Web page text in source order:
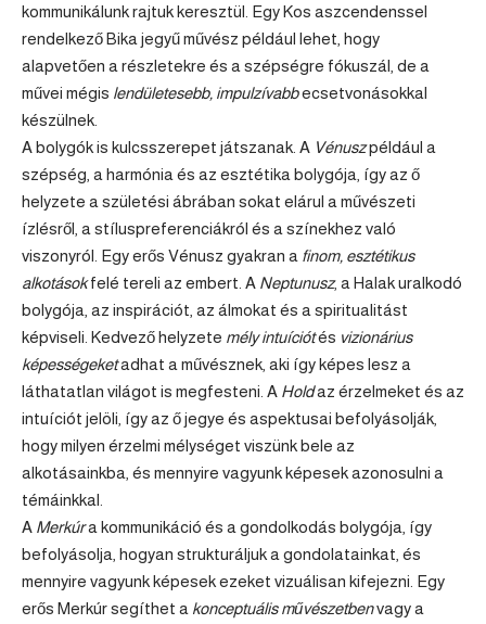
kommunikálunk rajtuk keresztül. Egy Kos aszcendenssel
rendelkező Bika jegyű művész például lehet, hogy
alapvetően a részletekre és a szépségre fókuszál, de a
művei mégis lendületesebb, impulzívabbecsetvonásokkal
készülnek.
A bolygók is kulcsszerepet játszanak. A Vénuszpéldául a
szépség, a harmónia és az esztétika bolygója, így az ő
helyzete a születési ábrában sokat elárul a művészeti
ízlésről, a stíluspreferenciákról és a színekhez való
viszonyról. Egy erős Vénusz gyakran a finom, esztétikus
alkotásokfelé tereli az embert. A Neptunusz, a Halak uralkodó
bolygója, az inspirációt, az álmokat és a spiritualitást
képviseli. Kedvező helyzete mély intuíciótés vizionárius
képességeketadhat a művésznek, aki így képes lesz a
láthatatlan világot is megfesteni. A Holdaz érzelmeket és az
intuíciót jelöli, így az ő jegye és aspektusai befolyásolják,
hogy milyen érzelmi mélységet viszünk bele az
alkotásainkba, és mennyire vagyunk képesek azonosulni a
témáinkkal.
A Merkúra kommunikáció és a gondolkodás bolygója, így
befolyásolja, hogyan strukturáljuk a gondolatainkat, és
mennyire vagyunk képesek ezeket vizuálisan kifejezni. Egy
erős Merkúr segíthet a konceptuális művészetbenvagy a